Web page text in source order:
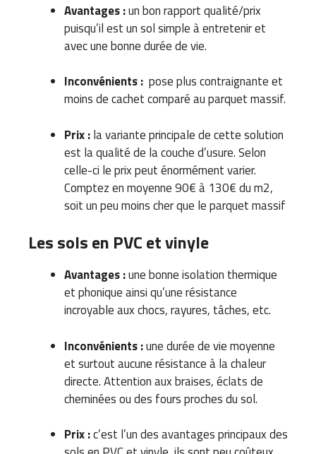
Avantages :un bon rapport qualité/prix
puisqu’il est un sol simple à entretenir et
avec une bonne durée de vie.
Inconvénients : pose plus contraignante et
moins de cachet comparé au parquet massif.
Prix :la variante principale de cette solution
est la qualité de la couche d’usure. Selon
celle-ci le prix peut énormément varier.
Comptez en moyenne 90€ à 130€ du m2,
soit un peu moins cher que le parquet massif
Les sols en PVC et vinyle
Avantages :une bonne isolation thermique
et phonique ainsi qu’une résistance
incroyable aux chocs, rayures, tâches, etc.
Inconvénients :une durée de vie moyenne
et surtout aucune résistance à la chaleur
directe. Attention aux braises, éclats de
cheminées ou des fours proches du sol.
Prix :c’est l’un des avantages principaux des